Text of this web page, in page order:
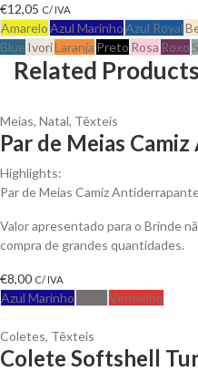
€12,05 C/ IVA
AmareloAzul MarinhoAzul Royal
Blue IvoriLaranja Preto Rosa Roxo
Related Products
Meias, Natal, Têxteis
Par de Meias
Highlights:
Par de Meias Camiz
Valor apresentado para o Brinde
compra de grandes quantidades.
€8,00 C/ IVA
Azul Marinho Vermelho
Coletes, Têxteis
Colete Softshell